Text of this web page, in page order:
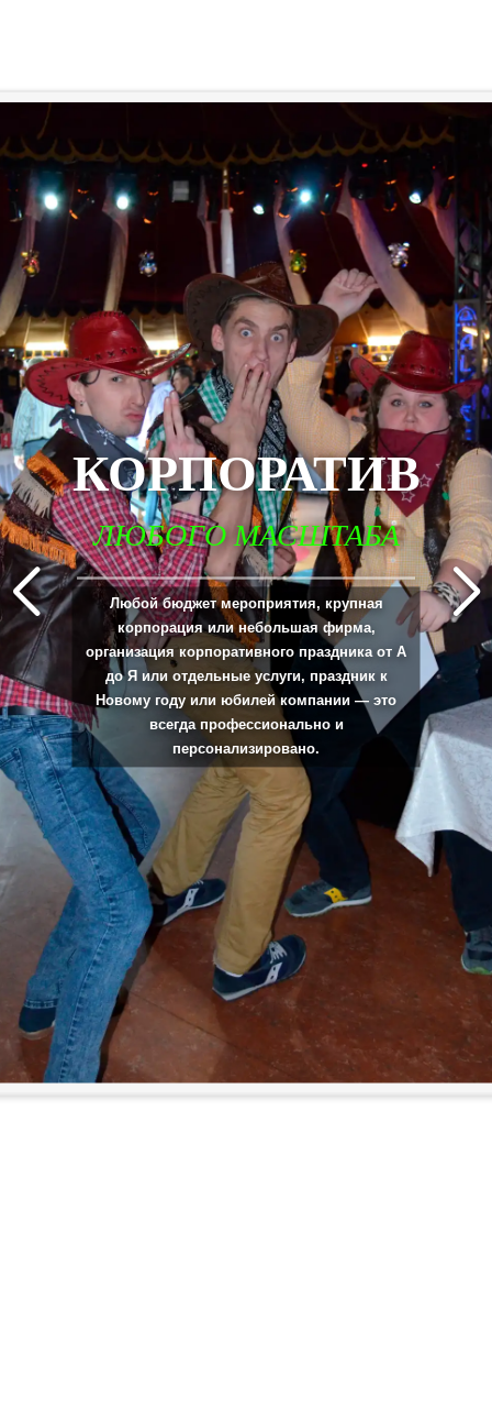
КОРПОРАТИВ
ЛЮБОГО МАСШТАБА
_____________________________________________________________________________
Любой бюджет мероприятия, крупная
корпорация или небольшая фирма,
организация корпоративного праздника от А
до Я или отдельные услуги, праздник к
Новому году или юбилей компании — это
всегда профессионально и
персонализировано.